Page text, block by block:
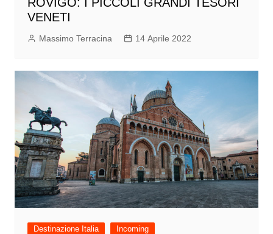
VENETI
Massimo Terracina 14 Aprile 2022
Destinazione Italia Incoming